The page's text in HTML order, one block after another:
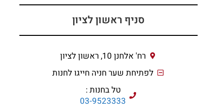
סניף ראשון לציון
רח' אלחנן 10, ראשון לציון
לפתיחת שער חניה חייגו לחנות
טל בחנות :
03-9523333